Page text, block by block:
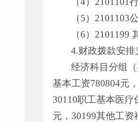
（5）
（6）
4.财政拨款安
经济科目分组
基本工资780804元
30110职工基本医疗
元，30199其他工资